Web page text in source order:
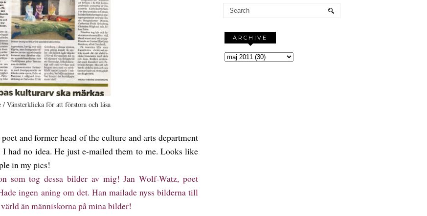
Vänsterklicka för att förstora och läsa
and former head of the culture and arts department
had no idea. He just e-mailed them to me. Looks like
in my pics!
som tog dessa bilder av mig! Jan Wolf-Watz, poet
ingen aning om det. Han mailade nyss bilderna till
än människorna på mina bilder!
ARCHIVE